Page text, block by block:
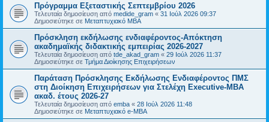
Πρόγραμμα Εξεταστικής Σεπτεμβρίου 2026
Τελευταία δημοσίευση από medide_gram « 31 Ιούλ 2026 09:37
Δημοσιεύτηκε σε Μεταπτυχιακό MBA
Πρόσκληση εκδήλωσης ενδιαφέροντος-Απόκτηση
ακαδημαϊκής διδακτικής εμπειρίας 2026-2027
Τελευταία δημοσίευση από tde_akad_gram « 29 Ιούλ 2026 11:37
Δημοσιεύτηκε σε Τμήμα Διοίκησης Επιχειρήσεων
Παράταση Πρόσκλησης Εκδήλωσης Ενδιαφέροντος ΠΜΣ
στη Διοίκηση Επιχειρήσεων για Στελέχη Executive-MBΑ
ακαδ. έτους 2026-27
Τελευταία δημοσίευση από emba « 28 Ιούλ 2026 11:48
Δημοσιεύτηκε σε Μεταπτυχιακό e-MBA